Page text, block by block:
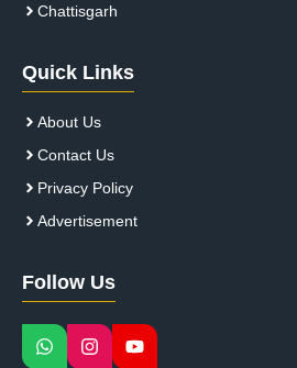
Chattisgarh
Quick Links
About Us
Contact Us
Privacy Policy
Advertisement
Follow Us